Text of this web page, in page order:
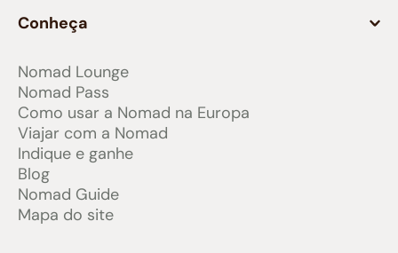
Conheça
Nomad Lounge
Nomad Pass
Como usar a Nomad na Europa
Viajar com a Nomad
Indique e ganhe
Blog
Nomad Guide
Mapa do site